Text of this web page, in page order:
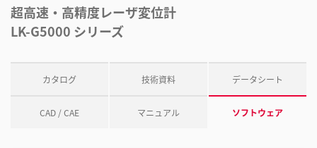
超高速・高精度レーザ変位計
LK-G5000 シリーズ
カタログ 技術資料 データシート
CAD / CAE マニュアル ソフトウェア